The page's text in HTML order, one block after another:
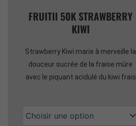
FRUITII 50K STRAWBERRY
KIWI
Strawberry Kiwi marie à merveille la
douceur sucrée de la fraise mûre
avec le piquant acidulé du kiwi frais